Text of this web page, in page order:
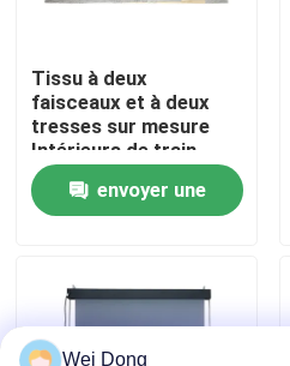
Nouvelles
Les affaires
Demandez un devis
Tissu à deux
faisceaux et à deux
tresses sur mesure
Intérieurs de train
Tissu de fenêtre
envoyer une
Wei Dong